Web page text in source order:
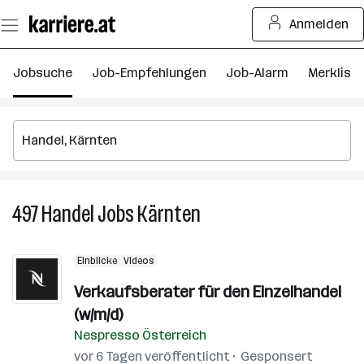
Seiteninhalt
springen
Anmelden
Jobsuche Job-Empfehlungen Job-Alarm Merkliste
497HandelJobsKärnten
Kärnten
Einblicke Videos
Verkaufsberater für den Einzelhandel
(w/m/d)
Nespresso Österreich
vor 6 Tagen veröffentlicht
Gesponsert